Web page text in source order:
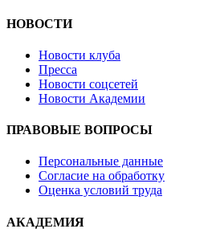
НОВОСТИ
Новости клуба
Пресса
Новости соцсетей
Новости Академии
ПРАВОВЫЕ ВОПРОСЫ
Персональные данные
Согласие на обработку
Оценка условий труда
АКАДЕМИЯ